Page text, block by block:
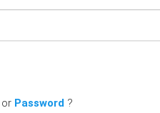
or Password?